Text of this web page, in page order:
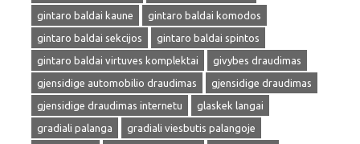
gintaro baldai kaune
gintaro baldai komodos
gintaro baldai sekcijos
gintaro baldai spintos
gintaro baldai virtuves komplektai
givybes draudimas
gjensidige automobilio draudimas
gjensidige draudimas
gjensidige draudimas internetu
glaskek langai
gradiali palanga
gradiali viesbutis palangoje